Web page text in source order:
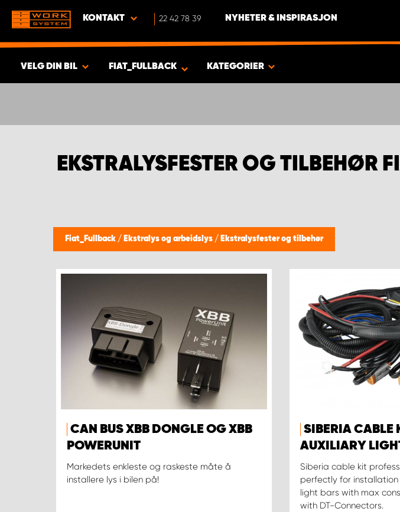
KONTAKT 22 42 78 39 NYHETER & INSPIRASJON
VELG DIN BIL FIAT_FULLBACK KATEGORIER
EKSTRALYSFESTER OG TILBEHØR
Fiat_Fullback / Ekstralys og arbeidslys / Ekstralysfester og tilbehør
CAN BUS XBB DONGLE OG XBB
POWERUNIT
Markedets enkleste og raskeste måte å
installere lys i bilen på!
SIBERIA CABLE
AUXILIARY
Siberia cable kit
perfectly for
light bars with max
with DT-Connectors.